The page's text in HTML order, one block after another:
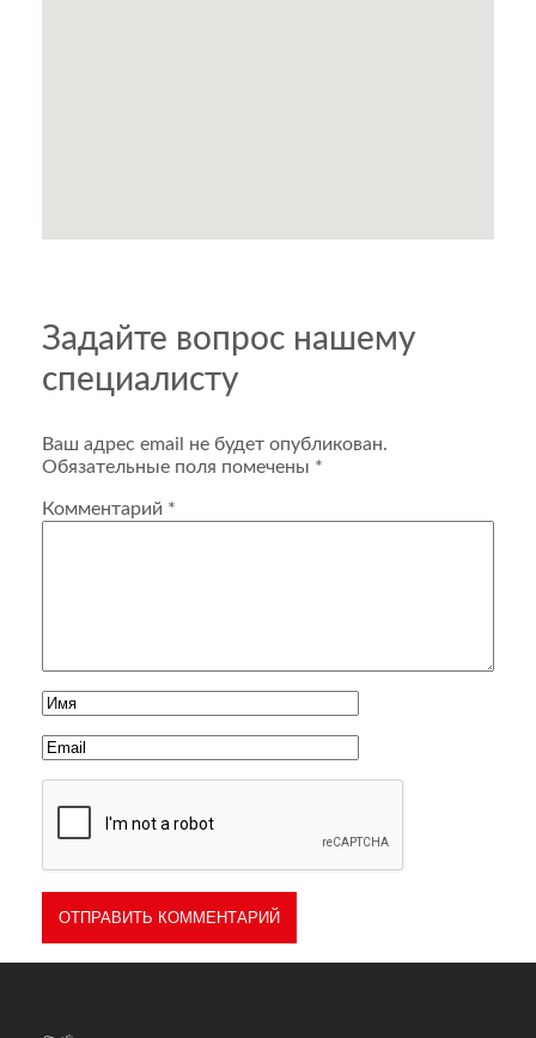
Задайте вопрос нашему
специалисту
Ваш адрес email не будет опубликован.
Обязательные поля помечены *
Комментарий *